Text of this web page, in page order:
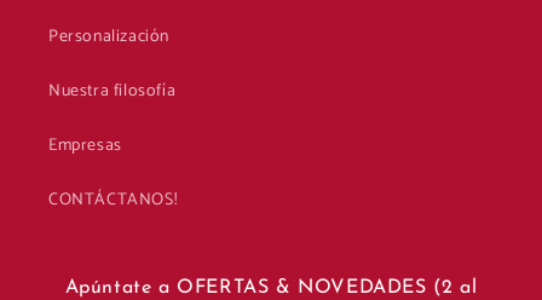
Personalización
Nuestra filosofía
Empresas
CONTÁCTANOS!
Apúntate a OFERTAS & NOVEDADES (2 al